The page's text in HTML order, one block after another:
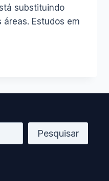
substituindo
Estudos em
Pesquisar